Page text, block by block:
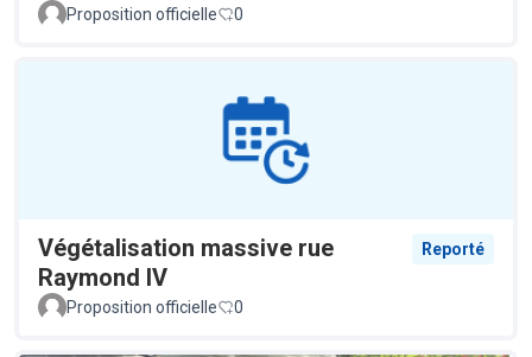
Proposition officielle 0
Végétalisation massive rue
Raymond IV
Reporté
Proposition officielle 0